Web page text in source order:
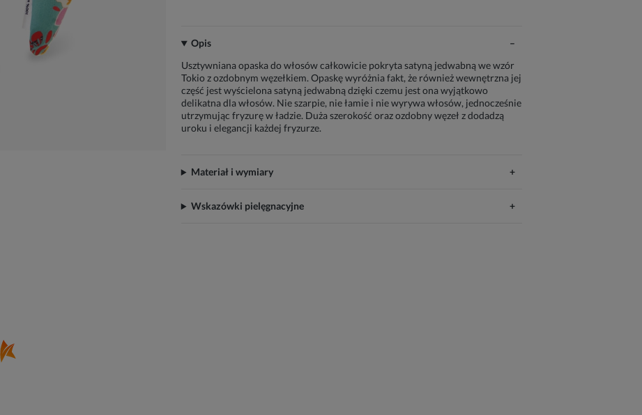
Opis
Usztywniana opaska do włosów całkowicie pokryta satyną jedwabną we wzór
Tokio z ozdobnym węzełkiem. Opaskę wyróżnia fakt, że również wewnętrzna jej
część jest wyścielona satyną jedwabną dzięki czemu jest ona wyjątkowo
delikatna dla włosów. Nie szarpie, nie łamie i nie wyrywa włosów, jednocześnie
utrzymując fryzurę w ładzie. Duża szerokość oraz ozdobny węzeł z dodadzą
uroku i elegancji każdej fryzurze.
Materiał i wymiary
Wskazówki pielęgnacyjne